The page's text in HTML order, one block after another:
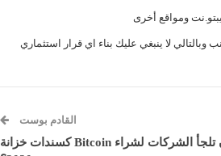
ومواقع أخرى
لا ينبغي عليك بناء اي قرار استثماري
القادم بوست
هل يمكن أن تلجأ الشركات لشراء Bitcoin كسندات خزانة